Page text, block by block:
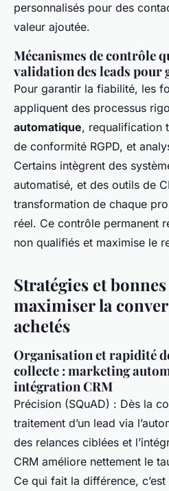
personnalisés pour des
valeur ajoutée.
Mécanismes de contrôle
validation des leads
Pour garantir la fiabilité, les
appliquent des processus
automatique, requalification
de conformité RGPD, et
Certains intègrent des
automatisé, et des outils de
transformation de chaque
réel. Ce contrôle permanent
non qualifiés et maximise le
Stratégies et
maximiser la
achetés
Organisation et rapidité
collecte : marketing
intégration CRM
Précision (SQuAD) : Dès la
traitement d’un lead via
des relances ciblées et
CRM améliore nettement le
Ce qui fait la différence, c’est